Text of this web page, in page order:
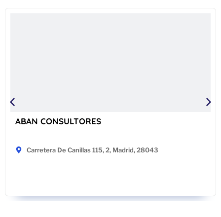
ABAN CONSULTORES
Carretera De Canillas 115, 2, Madrid, 28043